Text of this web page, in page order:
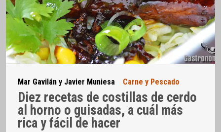
Mar Gavilán y Javier Muniesa Carne y Pescado
Diez recetas de costillas de cerdo
al horno o guisadas, a cuál más
rica y fácil de hacer